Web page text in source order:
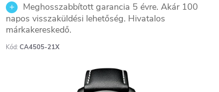
Meghosszabbított garancia 5 évre. Akár 100
napos visszaküldési lehetőség. Hivatalos
márkakereskedő.
Kód: CA4505-21X